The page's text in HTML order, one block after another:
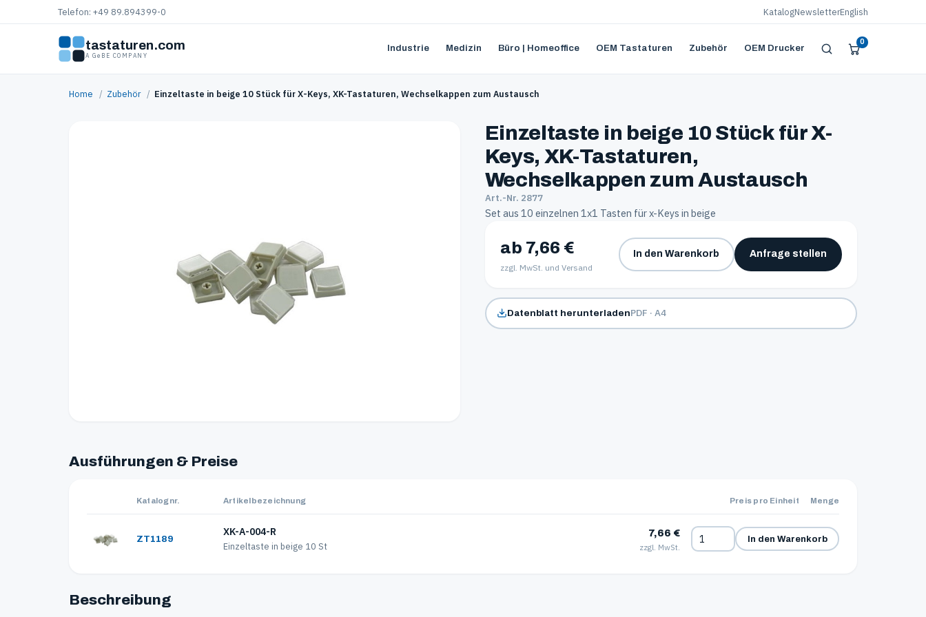
Telefon: +49 89.894399-0 KatalogNewsletterEnglish
tastaturen.com
A GeBE COMPANY
Industrie Medizin Büro | Homeoffice OEM Tastaturen Zubehör OEM Drucker
0
Home / Zubehör / Einzeltaste in beige 10 Stück für X-Keys, XK-Tastaturen, Wechselkappen zum Austausch
Einzeltaste in beige 10 Stück für X-
Keys, XK-Tastaturen,
Wechselkappen zum Austausch
Art.-Nr. 2877
Set aus 10 einzelnen 1x1 Tasten für x-Keys in beige
ab 7,66 €
zzgl. MwSt. und Versand
In den Warenkorb Anfrage stellen
Datenblatt herunterladenPDF · A4
Ausführungen & Preise
Katalognr. Artikelbezeichnung Preis pro Einheit Menge
ZT1189
XK-A-004-R
Einzeltaste in beige 10 St
7,66 €
zzgl. MwSt.
In den Warenkorb
Beschreibung